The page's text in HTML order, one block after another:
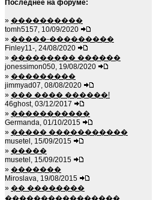
Последнее на форуме:
» ����������
tomh5157, 10/09/2020
» �����-���������
Finley11-, 24/08/2020
» ��������� ������
jonessimon050, 19/08/2020
» ���������
jimmyad07, 08/08/2020
» ��� ���� ������!
46ghost, 03/12/2017
» �����������
Germanda, 01/10/2015
» ����� �����������
musetel, 15/09/2015
» �����
musetel, 15/09/2015
» �������
Miroslava, 19/08/2015
» �� ��������
����������������